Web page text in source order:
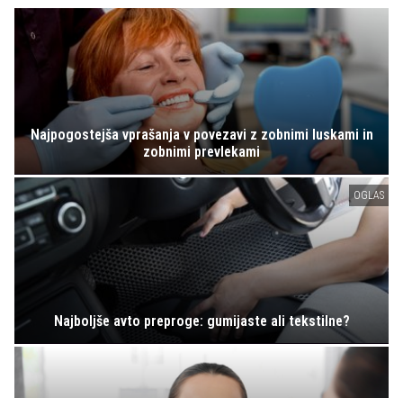
Najpogostejša vprašanja v povezavi z zobnimi luskami in
zobnimi prevlekami
OGLAS
Najboljše avto preproge: gumijaste ali tekstilne?